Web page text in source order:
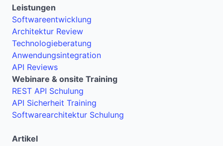
Leistungen
Softwareentwicklung
Architektur Review
Technologieberatung
Anwendungsintegration
API Reviews
Webinare & onsite Training
REST API Schulung
API Sicherheit Training
Softwarearchitektur Schulung
Artikel